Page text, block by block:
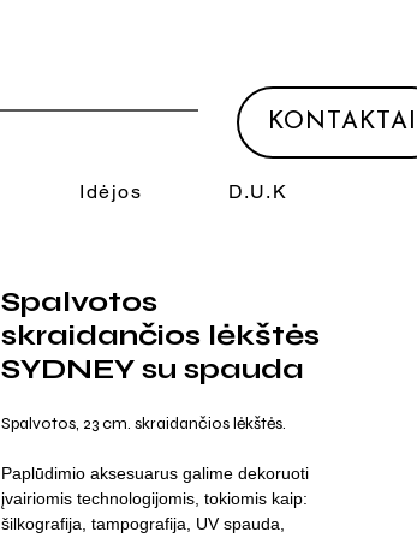
Idėjos D.U.K
KONTAKTAI
Spalvotos
skraidančios lėkštės
SYDNEY su spauda
Spalvotos, 23 cm. skraidančios lėkštės.
Paplūdimio aksesuarus galime dekoruoti
įvairiomis technologijomis, tokiomis kaip:
šilkografija, tampografija, UV spauda,